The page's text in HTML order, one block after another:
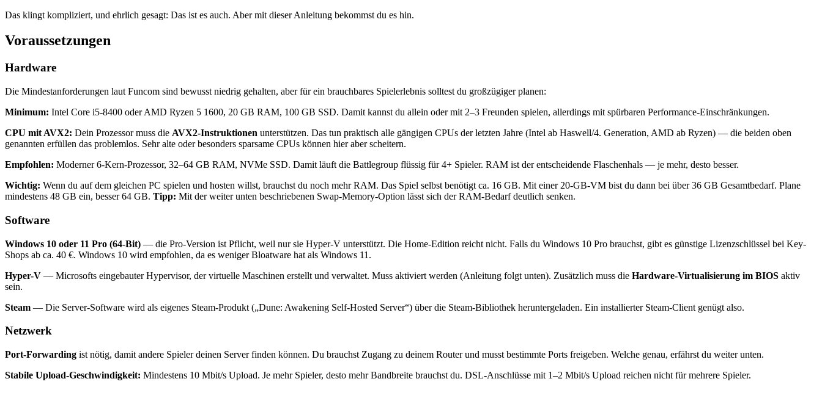
Das klingt kompliziert, und ehrlich gesagt: Das ist es auch. Aber mit dieser Anleitung bekommst du es hin.
Voraussetzungen
Hardware
Die Mindestanforderungen laut Funcom sind bewusst niedrig gehalten, aber für ein brauchbares Spielerlebnis solltest du großzügiger planen:
Minimum: Intel Core i5-8400 oder AMD Ryzen 5 1600, 20 GB RAM, 100 GB SSD. Damit kannst du allein oder mit 2–3 Freunden spielen, allerdings mit spürbaren Performance-Einschränkungen.
CPU mit AVX2: Dein Prozessor muss die AVX2-Instruktionen unterstützen. Das tun praktisch alle gängigen CPUs der letzten Jahre (Intel ab Haswell/4. Generation, AMD ab Ryzen) — die beiden oben
genannten erfüllen das problemlos. Sehr alte oder besonders sparsame CPUs können hier aber scheitern.
Empfohlen: Moderner 6-Kern-Prozessor, 32–64 GB RAM, NVMe SSD. Damit läuft die Battlegroup flüssig für 4+ Spieler. RAM ist der entscheidende Flaschenhals — je mehr, desto besser.
Wichtig: Wenn du auf dem gleichen PC spielen und hosten willst, brauchst du noch mehr RAM. Das Spiel selbst benötigt ca. 16 GB. Mit einer 20-GB-VM bist du dann bei über 36 GB Gesamtbedarf. Plane
mindestens 48 GB ein, besser 64 GB. Tipp: Mit der weiter unten beschriebenen Swap-Memory-Option lässt sich der RAM-Bedarf deutlich senken.
Software
Windows 10 oder 11 Pro (64-Bit) — die Pro-Version ist Pflicht, weil nur sie Hyper-V unterstützt. Die Home-Edition reicht nicht. Falls du Windows 10 Pro brauchst, gibt es günstige Lizenzschlüssel bei Key-
Shops ab ca. 40 €. Windows 10 wird empfohlen, da es weniger Bloatware hat als Windows 11.
Hyper-V — Microsofts eingebauter Hypervisor, der virtuelle Maschinen erstellt und verwaltet. Muss aktiviert werden (Anleitung folgt unten). Zusätzlich muss die Hardware-Virtualisierung im BIOS aktiv
sein.
Steam — Die Server-Software wird als eigenes Steam-Produkt („Dune: Awakening Self-Hosted Server“) über die Steam-Bibliothek heruntergeladen. Ein installierter Steam-Client genügt also.
Netzwerk
Port-Forwarding ist nötig, damit andere Spieler deinen Server finden können. Du brauchst Zugang zu deinem Router und musst bestimmte Ports freigeben. Welche genau, erfährst du weiter unten.
Stabile Upload-Geschwindigkeit: Mindestens 10 Mbit/s Upload. Je mehr Spieler, desto mehr Bandbreite brauchst du. DSL-Anschlüsse mit 1–2 Mbit/s Upload reichen nicht für mehrere Spieler.